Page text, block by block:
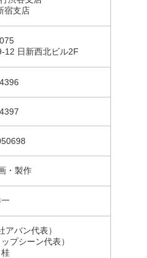
宿支店
12 日新西北ビル2F
・製作
バン代表）
プシーン代表）